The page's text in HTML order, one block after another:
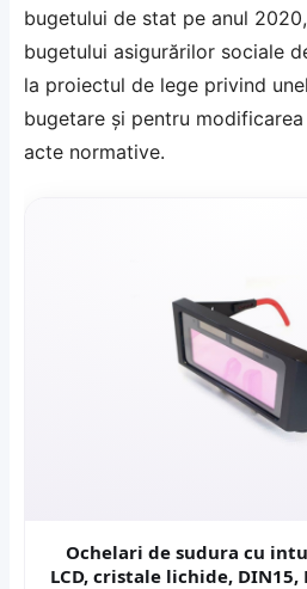
bugetului de stat pe anul
bugetului asigurărilor sociale
la proiectul de lege privind
bugetare şi pentru
acte normative.
Ochelari de sudura cu
LCD, cristale lichide, DIN15,